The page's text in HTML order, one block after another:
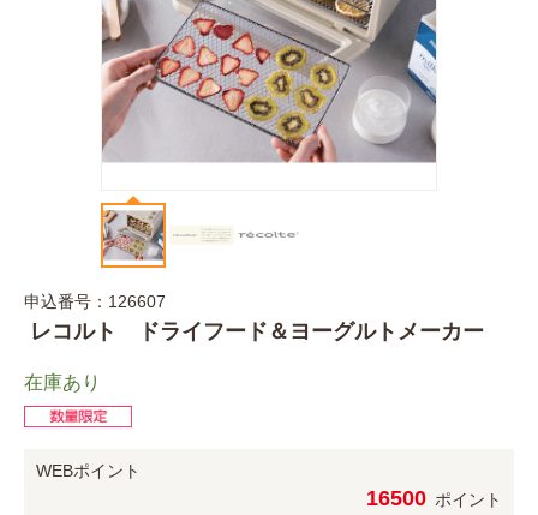
申込番号：126607
レコルト ドライフード＆ヨーグルトメーカー
在庫あり
WEBポイント
16500 ポイント